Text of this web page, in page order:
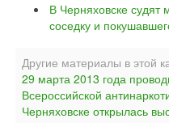
В Черняховске судят
соседку и
Другие материалы в этой
29 марта 2013 года
Всероссийской
Черняховске открылась